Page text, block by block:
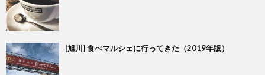
[旭川] 食べマルシェに行ってきた（2019年版）